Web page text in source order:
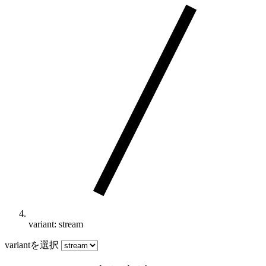
variant: stream
variantを選択